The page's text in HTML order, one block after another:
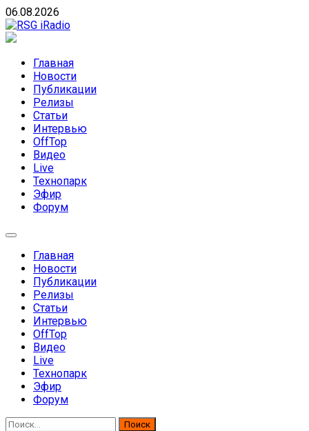
Skip
to
content
06.08.2026
направлений без возрастных ограничений
Главная
Новости
Публикации
Релизы
Статьи
Интервью
OffTop
Видео
Live
Технопарк
Эфир
Форум
Главная
Новости
Публикации
Релизы
Статьи
Интервью
OffTop
Видео
Live
Технопарк
Эфир
Форум
Найти: